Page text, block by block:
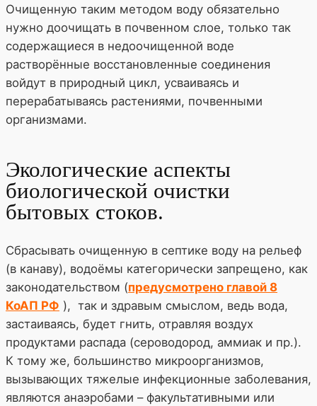
Очищенную таким методом воду обязательно
нужно доочищать в почвенном слое, только так
содержащиеся в недоочищенной воде
растворённые восстановленные соединения
войдут в природный цикл, усваиваясь и
перерабатываясь растениями, почвенными
организмами.
Экологические аспекты
биологической очистки
бытовых стоков.
Сбрасывать очищенную в септике воду на рельеф
(в канаву), водоёмы категорически запрещено, как
законодательством (предусмотрено главой 8
КоАП РФ ), так и здравым смыслом, ведь вода,
застаиваясь, будет гнить, отравляя воздух
продуктами распада (сероводород, аммиак и пр.).
К тому же, большинство микроорганизмов,
вызывающих тяжелые инфекционные заболевания,
являются анаэробами – факультативными или